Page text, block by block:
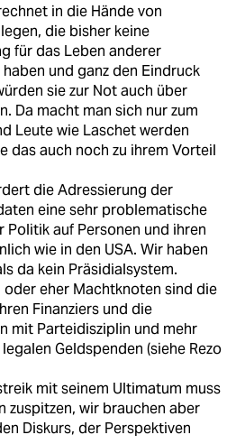
in die Hände von
die bisher keine
für das Leben anderer
und ganz den Eindruck
sie zur Not auch über
Da macht man sich nur zum
Leute wie Laschet werden
das auch noch zu ihrem Vorteil
die Adressierung der
eine sehr problematische
Politik auf Personen und ihren
wie in den USA. Wir haben
da kein Präsidialsystem.
oder eher Machtknoten sind die
Finanziers und die
mit Parteidisziplin und mehr
Geldspenden (siehe Rezo
mit seinem Ultimatum muss
zuspitzen, wir brauchen aber
Diskurs, der Perspektiven